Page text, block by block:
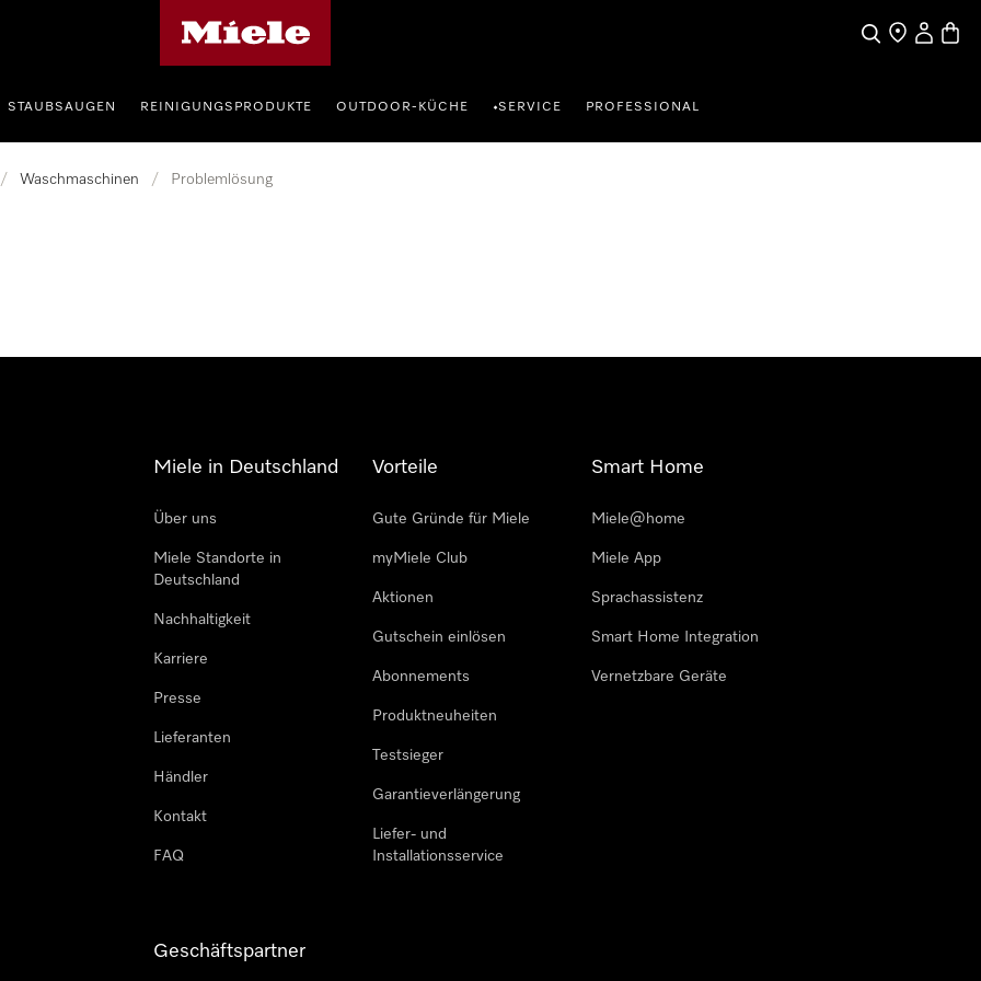
SucheHändler
Mein
STAUBSAUGEN REINIGUNGSPRODUKTE OUTDOOR-KÜCHE •SERVICE PROFESSIONAL
/ Waschmaschinen / Problemlösung
Miele in Deutschland
Über uns
Miele Standorte in
Deutschland
Nachhaltigkeit
Karriere
Presse
Lieferanten
Händler
Kontakt
FAQ
Vorteile
Gute Gründe für Miele
myMiele Club
Aktionen
Gutschein einlösen
Abonnements
Produktneuheiten
Testsieger
Garantieverlängerung
Liefer- und
Installationsservice
Smart Home
Miele@home
Miele App
Sprachassistenz
Smart Home Integration
Vernetzbare Geräte
Geschäftspartner